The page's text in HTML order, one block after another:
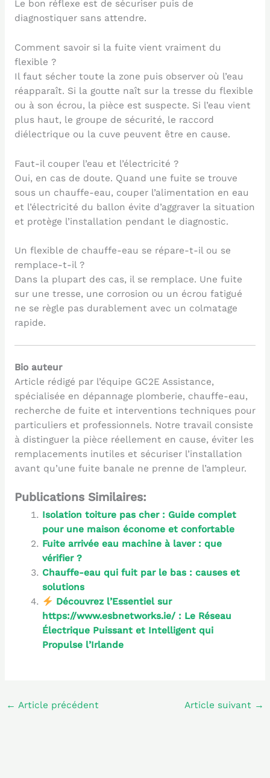
Le bon réflexe est de sécuriser puis de
diagnostiquer sans attendre.
Comment savoir si la fuite vient vraiment du
flexible ?
Il faut sécher toute la zone puis observer où l’eau
réapparaît. Si la goutte naît sur la tresse du flexible
ou à son écrou, la pièce est suspecte. Si l’eau vient
plus haut, le groupe de sécurité, le raccord
diélectrique ou la cuve peuvent être en cause.
Faut-il couper l’eau et l’électricité ?
Oui, en cas de doute. Quand une fuite se trouve
sous un chauffe-eau, couper l’alimentation en eau
et l’électricité du ballon évite d’aggraver la situation
et protège l’installation pendant le diagnostic.
Un flexible de chauffe-eau se répare-t-il ou se
remplace-t-il ?
Dans la plupart des cas, il se remplace. Une fuite
sur une tresse, une corrosion ou un écrou fatigué
ne se règle pas durablement avec un colmatage
rapide.
Bio auteur
Article rédigé par l’équipe GC2E Assistance,
spécialisée en dépannage plomberie, chauffe-eau,
recherche de fuite et interventions techniques pour
particuliers et professionnels. Notre travail consiste
à distinguer la pièce réellement en cause, éviter les
remplacements inutiles et sécuriser l’installation
avant qu’une fuite banale ne prenne de l’ampleur.
Publications Similaires:
Isolation toiture pas cher : Guide complet
pour une maison économe et confortable
Fuite arrivée eau machine à laver : que
vérifier ?
Chauffe-eau qui fuit par le bas : causes et
solutions
Découvrez l’Essentiel sur
https://www.esbnetworks.ie/ : Le Réseau
Électrique Puissant et Intelligent qui
Propulse l’Irlande
← Article précédent Article suivant →